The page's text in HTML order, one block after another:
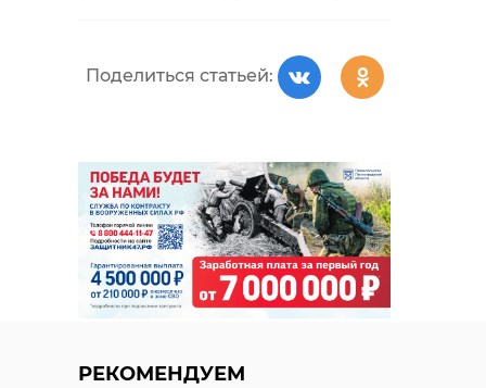
Поделиться статьей:
РЕКОМЕНДУЕМ